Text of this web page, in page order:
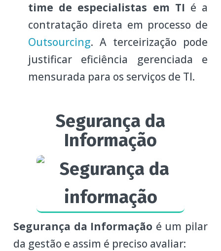
time de especialistas em TI é a
contratação direta em processo de
Outsourcing. A terceirização pode
justificar eficiência gerenciada e
mensurada para os serviços de TI.
Segurança da
Informação
Segurança da Informação é um pilar
da gestão e assim é preciso avaliar: